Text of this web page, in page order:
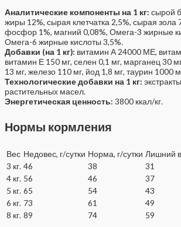
Аналитические компоненты на 1 кг: сырой
жиры 12%, сырая клетчатка 2,5%, сырая зола
фосфор 1%, магний 0,08%, Омега-3 жирные
Омега-6 жирные кислоты 3,5%.
Добавки (на 1 кг): витамин А 24000 МЕ,
витамин Е 150 мг, селен 0,1 мг, марганец 30
13 мг, железо 110 мг, йод 1,8 мг, таурин 1000
Технологические добавки на 1 кг:
растительных масел.
Энергетическая ценность: 3800 ккал/кг.
Нормы кормления
Вес Недовес, г/сутки Норма, г/сутки Лишний
3 кг. 46 38
31
4 кг. 56 46
37
5 кг. 65 54
43
6 кг. 73 61
49
8 кг. 89 74 59